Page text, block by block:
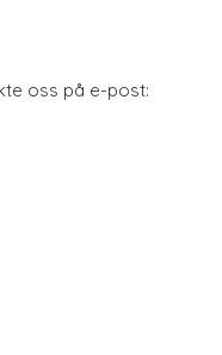
oss på e-post: